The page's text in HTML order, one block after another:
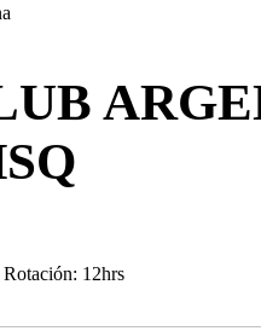
12hrs